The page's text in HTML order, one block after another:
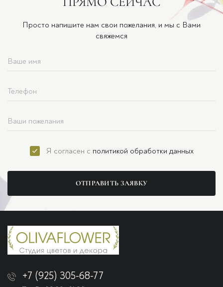
Просто напишите нам свои пожелания, и мы с Вами
свяжемся
Я согласен с политикой обработки данных
ОТПРАВИТЬ ЗАЯВКУ
+7 (925) 305-68-77